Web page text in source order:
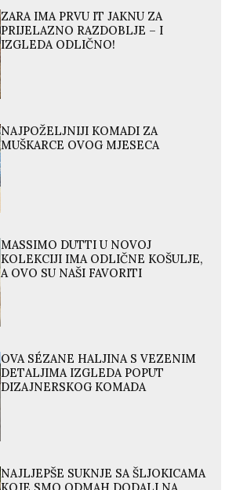
ZARA IMA PRVU IT JAKNU ZA
PRIJELAZNO RAZDOBLJE – I
IZGLEDA ODLIČNO!
NAJPOŽELJNIJI KOMADI ZA
MUŠKARCE OVOG MJESECA
MASSIMO DUTTI U NOVOJ
KOLEKCIJI IMA ODLIČNE KOŠULJE,
A OVO SU NAŠI FAVORITI
OVA SÉZANE HALJINA S VEZENIM
DETALJIMA IZGLEDA POPUT
DIZAJNERSKOG KOMADA
NAJLJEPŠE SUKNJE SA ŠLJOKICAMA